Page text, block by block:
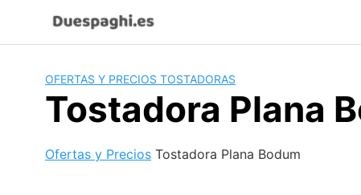
contenido
OFERTAS Y PRECIOS TOSTADORAS
Tostadora Plana
Ofertas y Precios Tostadora Plana Bodum